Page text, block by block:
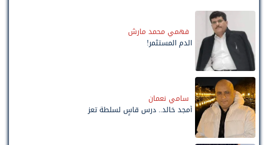
فهمي محمد مارش
الدم المستثمر!
سامي نعمان
أمجد خالد.. درس قاسٍ لسلطة تعز